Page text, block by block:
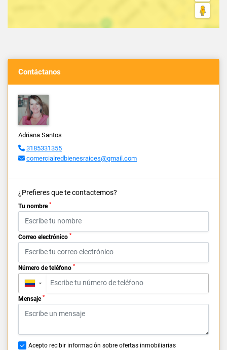
Contáctanos
Adriana Santos
3185331355
comercialredbienesraices@gmail.com
¿Prefieres que te contactemos?
Tu nombre *
Correo electrónico *
Número de teléfono *
▼
Mensaje *
Acepto recibir información sobre ofertas inmobiliarias